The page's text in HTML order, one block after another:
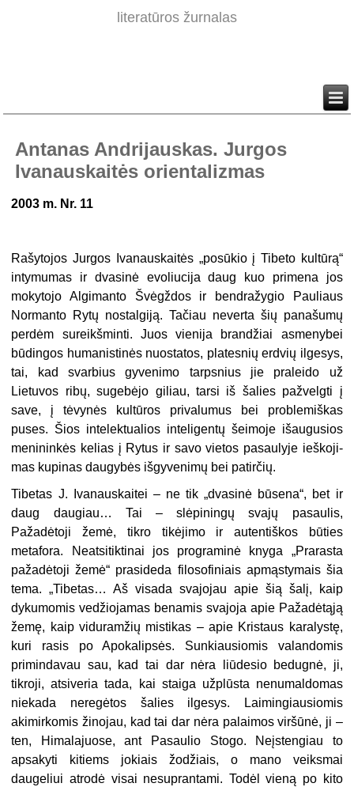
literatūros žurnalas
Antanas Andrijauskas. Jurgos
Ivanauskaitės orientalizmas
2003 m. Nr. 11
Rašytojos Jurgos Ivanauskaitės „posūkio į Tibeto kultūrą“
intymumas ir dva­sinė evoliucija daug kuo primena jos
mokytojo Algimanto Švėgždos ir bendražy­gio Pauliaus
Normanto Rytų nostalgiją. Tačiau neverta šių panašumų
perdėm sureikšminti. Juos vienija brandžiai asmenybei
būdingos humanistinės nuostatos, platesnių erdvių ilgesys,
tai, kad svarbius gyvenimo tarpsnius jie praleido už
Lietuvos ribų, sugebėjo giliau, tarsi iš šalies pažvelgti į
save, į tė­vynės kultūros privalumus bei problemiškas
puses. Šios intelektualios inteligen­tų šeimoje išaugusios
menininkės kelias į Rytus ir savo vietos pasaulyje ieškoji­
mas kupinas daugybės išgyvenimų bei patirčių.
Tibetas J. Ivanauskaitei – ne tik „dvasinė būsena“, bet ir
daug daugiau… Tai – slėpiningų svajų pasaulis,
Pažadėtoji žemė, tikro tikėjimo ir autentiškos būties
metafora. Neatsitiktinai jos programinė knyga „Prarasta
pažadėtoji žemė“ pra­sideda filosofiniais apmąstymais šia
tema. „Tibetas… Aš visada svajojau apie šią šalį, kaip
dykumomis vedžiojamas benamis svajoja apie Pažadėtąją
žemę, kaip viduramžių mistikas – apie Kristaus karalystę,
kuri rasis po Apokalipsės. Sunkiausiomis valandomis
primindavau sau, kad tai dar nėra liūdesio bedugnė, ji,
tikroji, atsiveria tada, kai staiga užplūsta nenumaldomas
niekada neregėtos šalies ilgesys. Laimingiausiomis
akimirkomis žinojau, kad tai dar nėra palaimos viršūnė, ji –
ten, Himalajuose, ant Pasaulio Stogo. Neįstengiau to
apsakyti kitiems jokiais žodžiais, o mano veiksmai
daugeliui atrodė visai nesuprantami. Todėl vieną po kito